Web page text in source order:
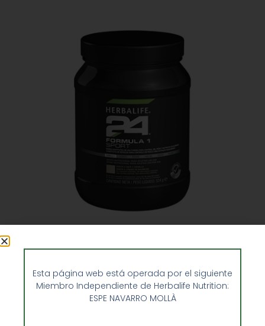
71,60€
Añadir al carrito
Esta página web está operada por el siguiente
Miembro Independiente de Herbalife Nutrition:
ESPE NAVARRO MOLLÀ